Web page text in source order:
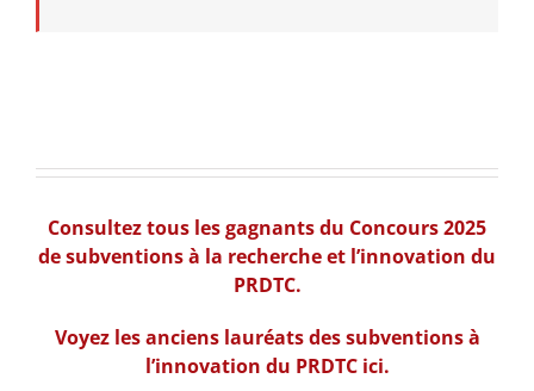
Consultez tous les gagnants du Concours 2025
de subventions à la recherche et l’innovation du
PRDTC.
Voyez les anciens lauréats des subventions à
l’innovation du PRDTC ici.